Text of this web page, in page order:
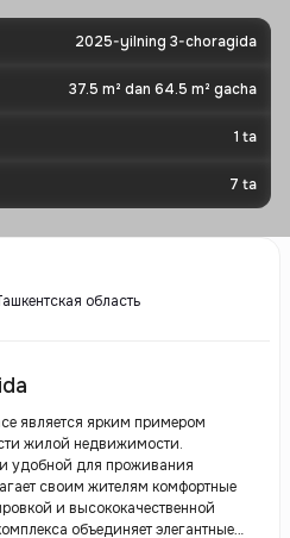
2025-yilning 3-choragida
37.5 m² dan 64.5 m² gacha
1 ta
7 ta
область
является ярким примером
жилой недвижимости.
удобной для проживания
своим жителям комфортные
и высококачественной
объединяет элегантные